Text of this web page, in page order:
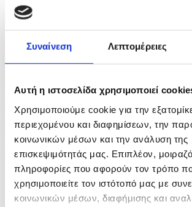
Συναίνεση Λεπτομέρειες
Αυτή η ιστοσελίδα χρησιμοποιεί
Χρησιμοποιούμε cookie για την
περιεχομένου και διαφημίσεων, την
κοινωνικών μέσων και την ανάλυση της
επισκεψιμότητάς μας. Επιπλέον,
πληροφορίες που αφορούν τον τρόπο
χρησιμοποιείτε τον ιστότοπό μας με
κοινωνικών μέσων, διαφήμισης και
πριν 16 λεπτά
Απεβίωσε ο βετεράνος του Β'
αγωνιστής...
πριν 36 λεπτά
Εννέα χώρες απορρίπτουν τον